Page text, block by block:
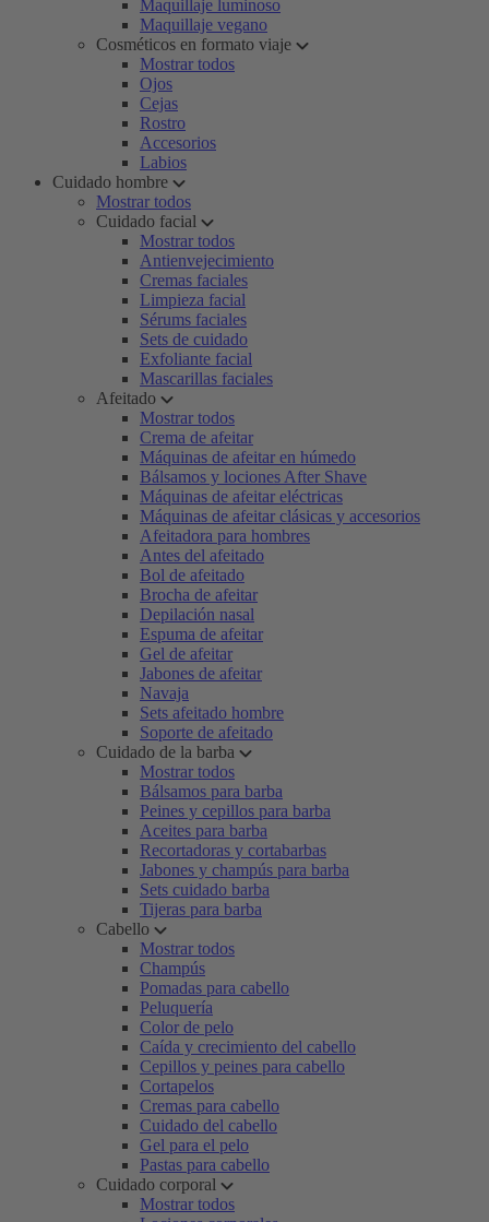
Maquillaje luminoso
Maquillaje vegano
Cosméticos en formato viaje
Mostrar todos
Ojos
Cejas
Rostro
Accesorios
Labios
Cuidado hombre
Mostrar todos
Cuidado facial
Mostrar todos
Antienvejecimiento
Cremas faciales
Limpieza facial
Sérums faciales
Sets de cuidado
Exfoliante facial
Mascarillas faciales
Afeitado
Mostrar todos
Crema de afeitar
Máquinas de afeitar en húmedo
Bálsamos y lociones After Shave
Máquinas de afeitar eléctricas
Máquinas de afeitar clásicas y accesorios
Afeitadora para hombres
Antes del afeitado
Bol de afeitado
Brocha de afeitar
Depilación nasal
Espuma de afeitar
Gel de afeitar
Jabones de afeitar
Navaja
Sets afeitado hombre
Soporte de afeitado
Cuidado de la barba
Mostrar todos
Bálsamos para barba
Peines y cepillos para barba
Aceites para barba
Recortadoras y cortabarbas
Jabones y champús para barba
Sets cuidado barba
Tijeras para barba
Cabello
Mostrar todos
Champús
Pomadas para cabello
Peluquería
Color de pelo
Caída y crecimiento del cabello
Cepillos y peines para cabello
Cortapelos
Cremas para cabello
Cuidado del cabello
Gel para el pelo
Pastas para cabello
Cuidado corporal
Mostrar todos